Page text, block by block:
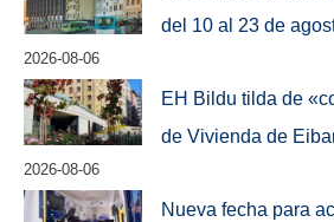
del 10 al 23 de
2026-08-06
EH Bildu tilda de
de Vivienda de
2026-08-06
Nueva fecha para